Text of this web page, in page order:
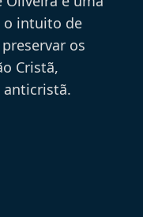
o intuito de
os
Cristã,
anticristã.